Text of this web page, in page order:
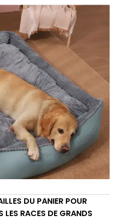
DU PANIER POUR
LES RACES DE GRANDS